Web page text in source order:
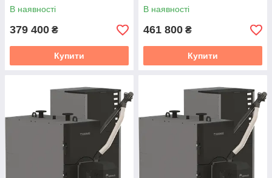
В наявності
379 400 ₴
Купити
В наявності
461 800 ₴
Купити